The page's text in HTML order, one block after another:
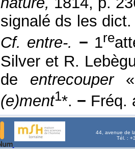
signalé ds les
Cf. entre-. − 1re
Silver et R.
de entrecouper«
(e)ment1*. − Fréq.
44, avenue de
Tél. :